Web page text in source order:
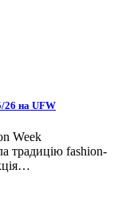
26 на UFW
Week
традицію fashion-